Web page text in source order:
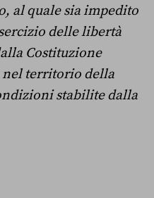
al quale sia impedito
delle libertà
Costituzione
nel territorio della
stabilite dalla